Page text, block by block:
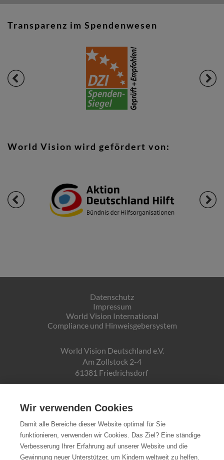
Transparenz im Spendenwesen
World Vision wird gefördert von:
Datenschutz
Impressum
World Vision International
Compliance und Hinweisgebersystem
World Vision Deutschland e.V.
Am Zollstock 2-4
61381 Friedrichsdorf
DE19ZZZ00000150171
Spendenkonto:
Pax-Bank für Kirche und Caritas eG
Wir verwenden Cookies
Damit alle Bereiche dieser Website optimal für Sie
funktionieren, verwenden wir Cookies. Das Ziel? Eine ständige
Verbesserung Ihrer Erfahrung auf unserer Website und die
Gewinnung neuer Unterstützer, um Kindern weltweit zu helfen.